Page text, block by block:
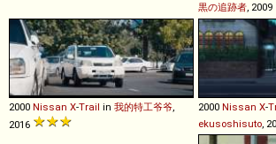
黒の追跡者, 2009
2000 Nissan X-Trail in 我的特工爷爷,
2016
2000 Nissan X-
ekusoshisuto,